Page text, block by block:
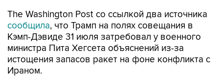
The Washington Post со ссылкой два источника
сообщила, что Трамп на полях совещания в
Кэмп-Дэвиде 31 июля затребовал у военного
министра Пита Хегсета объяснений из-за
истощения запасов ракет на фоне конфликта с
Ираном.